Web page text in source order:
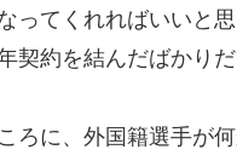
ってくれればいいと
契約を結んだばかりだ
ろに、外国籍選手が